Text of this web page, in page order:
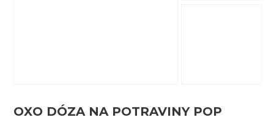
OXO DÓZA NA POTRAVINY POP